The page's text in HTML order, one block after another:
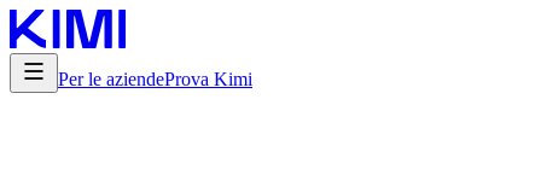
Per le aziendeProva Kimi